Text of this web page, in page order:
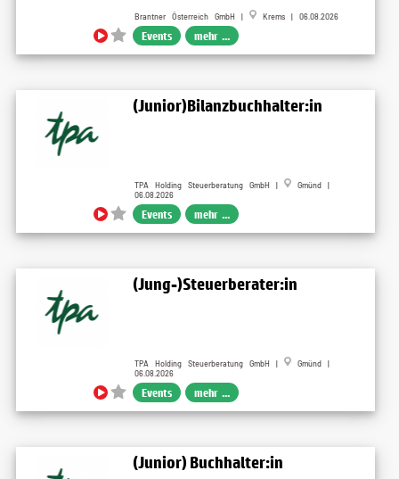
Brantner Österreich GmbH | Krems | 06.08.2026
Events mehr ...
(Junior)Bilanzbuchhalter:in
TPA Holding Steuerberatung GmbH |
Gmünd |
06.08.2026
Events mehr ...
(Jung-)Steuerberater:in
TPA Holding Steuerberatung GmbH |
Gmünd |
06.08.2026
Events mehr ...
(Junior) Buchhalter:in